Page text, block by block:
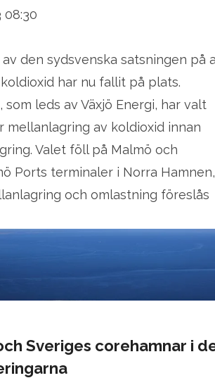
08:30
den sydsvenska satsningen på
har nu fallit på plats.
som leds av Växjö Energi, har valt
mellanlagring av koldioxid innan
Valet föll på Malmö och
Ports terminaler i Norra Hamnen,
och omlastning föreslås
Sveriges corehamnar i